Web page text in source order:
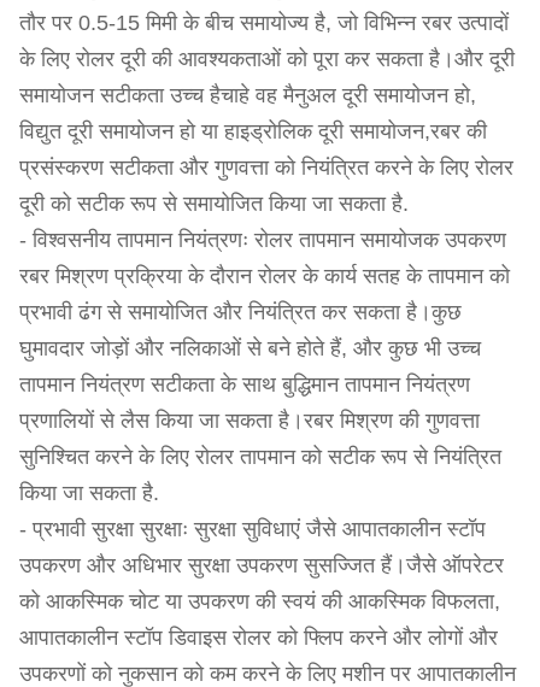
तौर पर 0.5-15 मिमी के बीच समायोज्य है, जो विभिन्न रबर उत्पादों
के लिए रोलर दूरी की आवश्यकताओं को पूरा कर सकता है।और दूरी
समायोजन सटीकता उच्च हैचाहे वह मैनुअल दूरी समायोजन हो,
विद्युत दूरी समायोजन हो या हाइड्रोलिक दूरी समायोजन,रबर की
प्रसंस्करण सटीकता और गुणवत्ता को नियंत्रित करने के लिए रोलर
दूरी को सटीक रूप से समायोजित किया जा सकता है.
- विश्वसनीय तापमान नियंत्रणः रोलर तापमान समायोजक उपकरण
रबर मिश्रण प्रक्रिया के दौरान रोलर के कार्य सतह के तापमान को
प्रभावी ढंग से समायोजित और नियंत्रित कर सकता है।कुछ
घुमावदार जोड़ों और नलिकाओं से बने होते हैं, और कुछ भी उच्च
तापमान नियंत्रण सटीकता के साथ बुद्धिमान तापमान नियंत्रण
प्रणालियों से लैस किया जा सकता है।रबर मिश्रण की गुणवत्ता
सुनिश्चित करने के लिए रोलर तापमान को सटीक रूप से नियंत्रित
किया जा सकता है.
- प्रभावी सुरक्षा सुरक्षाः सुरक्षा सुविधाएं जैसे आपातकालीन स्टॉप
उपकरण और अधिभार सुरक्षा उपकरण सुसज्जित हैं।जैसे ऑपरेटर
को आकस्मिक चोट या उपकरण की स्वयं की आकस्मिक विफलता,
आपातकालीन स्टॉप डिवाइस रोलर को फ्लिप करने और लोगों और
उपकरणों को नुकसान को कम करने के लिए मशीन पर आपातकालीन